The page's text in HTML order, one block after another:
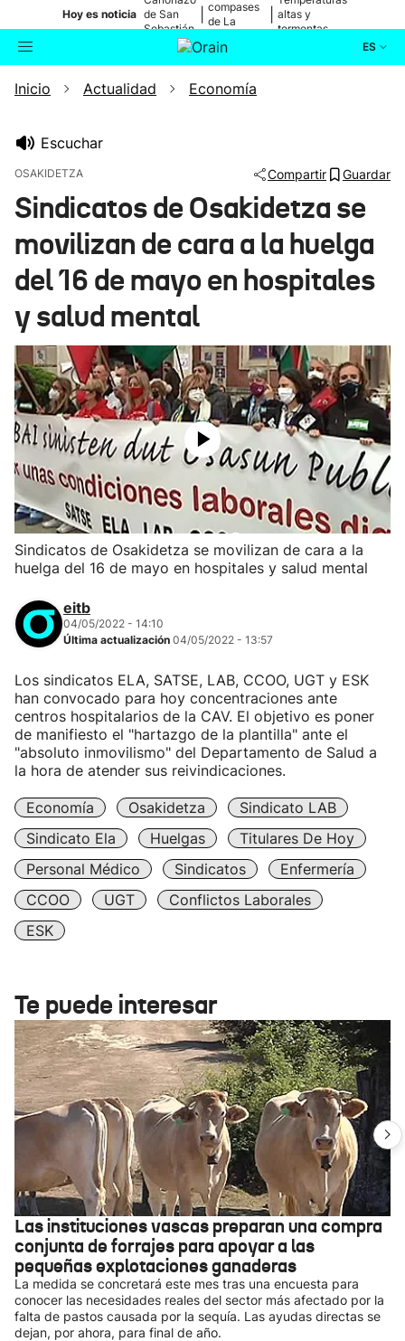
Hoy es noticia de San
Sebastián
compases
de La
altas y
tormentas
ES
Buscador Actualidad
Ikusmiran
Eguraldia
Inicio Actualidad Economía
Escuchar
OSAKIDETZA Compartir Guardar
Sindicatos de Osakidetza se
movilizan de cara a la huelga
del 16 de mayo en hospitales
y salud mental
Sindicatos de Osakidetza se movilizan de cara a la
huelga del 16 de mayo en hospitales y salud mental
eitb
04/05/2022 - 14:10
Última actualización 04/05/2022 - 13:57
Los sindicatos ELA, SATSE, LAB, CCOO, UGT y ESK
han convocado para hoy concentraciones ante
centros hospitalarios de la CAV. El objetivo es poner
de manifiesto el "hartazgo de la plantilla" ante el
"absoluto inmovilismo" del Departamento de Salud a
la hora de atender sus reivindicaciones.
Economía Osakidetza
Sindicato LAB
Sindicato Ela
Huelgas
Titulares De Hoy
Personal Médico
Sindicatos
Enfermería
CCOO
UGT
Conflictos Laborales
ESK
Te puede interesar
Las instituciones vascas preparan una compra
conjunta de forrajes para apoyar a las
pequeñas explotaciones ganaderas
La medida se concretará este mes tras una encuesta para
conocer las necesidades reales del sector más afectado por la
falta de pastos causada por la sequía. Las ayudas directas se
dejan, por ahora, para final de año.